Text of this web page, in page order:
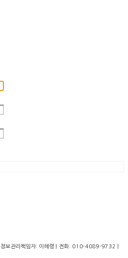
정보관리책임자: 이혜령 | 전화: 010-4089-9732 |